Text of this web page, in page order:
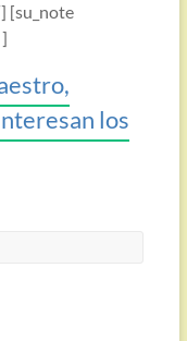
[su_note
los